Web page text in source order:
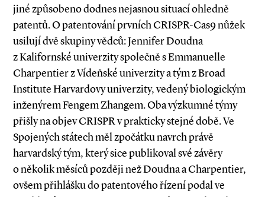
jiné způsobeno dodnes nejasnou situací ohledně
patentů. O patentování prvních CRISPR­-Cas9 nůžek
usilují dvě skupiny vědců: Jennifer Doudna
z Kalifornské univerzity společně s Emmanuelle
Charpentier z Vídeňské univerzity a tým z Broad
Institute Harvardovy univerzity, vedený biologickým
inženýrem Fengem Zhangem. Oba výzkumné týmy
přišly na objev CRISPR v prakticky stejné době. Ve
Spojených státech měl zpočátku navrch právě
harvardský tým, který sice publikoval své závěry
o několik měsíců později než Doudna a Charpentier,
ovšem přihlášku do patentového řízení podal ve